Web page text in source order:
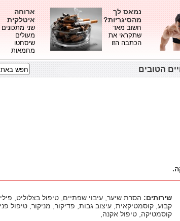
נמאס לך
מהסיגריות?
חשוב מאד
שתקראי את
הכתבה הזו
ארוחה
איטלקית
שני מתכונים
מעולים
שיסחטו
מחמאות
הטובים
שירותים: הסרת שיער, עיבוי שפתיים, טיפול בצלוליט,
קבוע, קוסמטיקאית, עיצוב גבות, פדיקור, מניקור, טיפול
קוסמטיקה, טיפול אקנה,